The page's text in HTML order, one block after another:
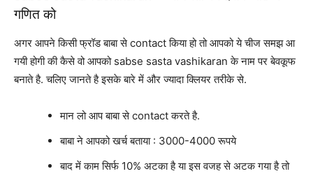
गणित को
अगर आपने किसी फ्रॉड बाबा से contact किया हो तो आपको ये चीज समझ आ
गयी होगी की कैसे वो आपको sabse sasta vashikaran के नाम पर बेवकूफ
बनाते है. चलिए जानते है इसके बारे में और ज्यादा क्लियर तरीके से.
मान लो आप बाबा से contact करते है.
बाबा ने आपको खर्च बताया : 3000-4000 रूपये
बाद में काम सिर्फ 10% अटका है या इस वजह से अटक गया है तो